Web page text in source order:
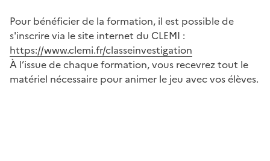
Pour bénéficier de la formation, il est possible de
s'inscrire via le site internet du CLEMI :
https://www.clemi.fr/classeinvestigation
À l’issue de chaque formation, vous recevrez tout le
matériel nécessaire pour animer le jeu avec vos élèves.